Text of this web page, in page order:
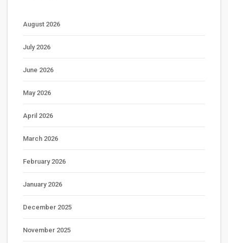
August 2026
July 2026
June 2026
May 2026
April 2026
March 2026
February 2026
January 2026
December 2025
November 2025